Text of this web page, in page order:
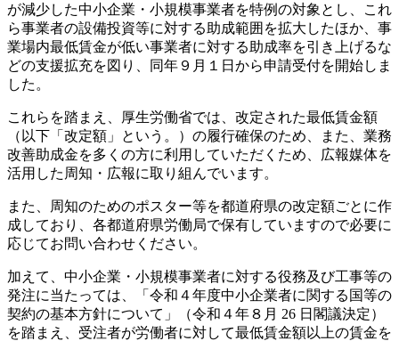
が減少した中小企業・小規模事業者を特例の対象とし、これ
ら事業者の設備投資等に対する助成範囲を拡大したほか、事
業場内最低賃金が低い事業者に対する助成率を引き上げるな
どの支援拡充を図り、同年９月１日から申請受付を開始しま
した。
これらを踏まえ、厚生労働省では、改定された最低賃金額
（以下「改定額」という。）の履行確保のため、また、業務
改善助成金を多くの方に利用していただくため、広報媒体を
活用した周知・広報に取り組んでいます。
また、周知のためのポスター等を都道府県の改定額ごとに作
成しており、各都道府県労働局で保有していますので必要に
応じてお問い合わせください。
加えて、中小企業・小規模事業者に対する役務及び工事等の
発注に当たっては、「令和４年度中小企業者に関する国等の
契約の基本方針について」（令和４年８月 26 日閣議決定）
を踏まえ、受注者が労働者に対して最低賃金額以上の賃金を